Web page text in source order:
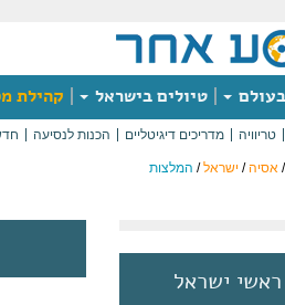
טיולים בישראל קהילת
טריוויה מדריכים דיגיטליים הכנות לנסיעה
/ אסיה/ ישראל/ המלצות
ראשי ישראל